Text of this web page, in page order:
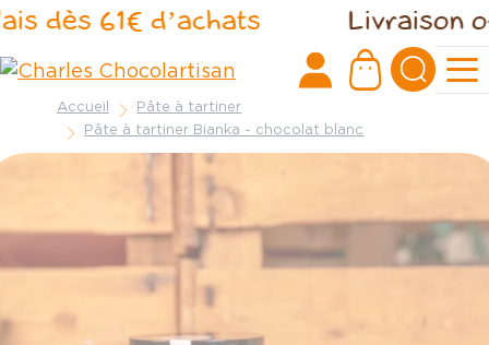
61€ d’achats Livraison
Accueil
Pâte à tartiner
Pâte à tartiner Bianka - chocolat blanc
Panneau de gestion des cookies